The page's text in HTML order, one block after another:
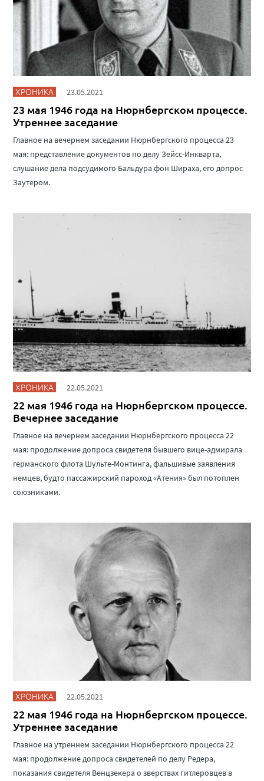
ХРОНИКА 23.05.2021
23 мая 1946 года на Нюрнбергском процессе.
Утреннее заседание
Главное на вечернем заседании Нюрнбергского процесса 23
мая: представление документов по делу Зейсс-Инкварта,
слушание дела подсудимого Бальдура фон Шираха, его допрос
Заутером.
ХРОНИКА 22.05.2021
22 мая 1946 года на Нюрнбергском процессе.
Вечернее заседание
Главное на вечернем заседании Нюрнбергского процесса 22
мая: продолжение допроса свидетеля бывшего вице-адмирала
германского флота Шульте-Монтинга, фальшивые заявления
немцев, будто пассажирский пароход «Атения» был потоплен
союзниками.
ХРОНИКА 22.05.2021
22 мая 1946 года на Нюрнбергском процессе.
Утреннее заседание
Главное на утреннем заседании Нюрнбергского процесса 22
мая: продолжение допроса свидетелей по делу Редера,
показания свидетеля Венцзекера о зверствах гитлеровцев в